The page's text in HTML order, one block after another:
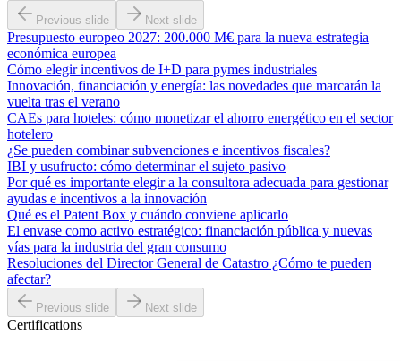
Previous slide Next slide
Presupuesto europeo 2027: 200.000 M€ para la nueva estrategia
económica europea
Cómo elegir incentivos de I+D para pymes industriales
Innovación, financiación y energía: las novedades que marcarán la
vuelta tras el verano
CAEs para hoteles: cómo monetizar el ahorro energético en el sector
hotelero
¿Se pueden combinar subvenciones e incentivos fiscales?
IBI y usufructo: cómo determinar el sujeto pasivo
Por qué es importante elegir a la consultora adecuada para gestionar
ayudas e incentivos a la innovación
Qué es el Patent Box y cuándo conviene aplicarlo
El envase como activo estratégico: financiación pública y nuevas
vías para la industria del gran consumo
Resoluciones del Director General de Catastro ¿Cómo te pueden
afectar?
Previous slide Next slide
Certifications